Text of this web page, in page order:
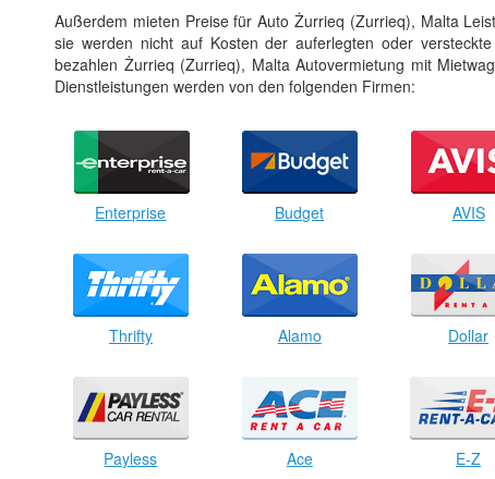
Außerdem mieten Preise für Auto Żurrieq (Zurrieq), Malta
sie werden nicht auf Kosten der auferlegten oder
bezahlen Żurrieq (Zurrieq), Malta Autovermietung mit
Dienstleistungen werden von den folgenden Firmen:
Enterprise Budget AVIS
Thrifty Alamo Dollar
Payless Ace E-Z